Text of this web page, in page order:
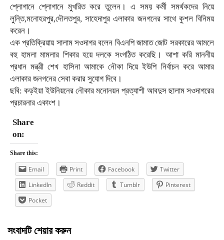
শ্লোগানে শ্লোগানে মুখরিত করে তুলেন। এ সময় কর্মী সমর্থকদের নিয়ে
লুন্তি,মনোহরপুর,দৌলতপুর, সাহেদাপুর এলাকার জনগনের সাথে কুশল বিনিময়
করেন।
এক প্রতিক্রিয়ায় সালাম সওদাগর বলেন বিএনপি জামাত জোট সরকারের আমলে
বহু হামলা মামলার শিকার হয়ে দলকে সংগঠিত করেছি। আশা করি মাননীয়
প্রধান মন্ত্রী শেখ হাসিনা আমাকে নৌকা দিয়ে ইউপি নির্বাচন করে আমার
এলাকার জনগনের সেবা করার সুযোগ দিবে।
ছবি: কড়ইয়া ইউনিয়নের নৌকার মনোনয়ন প্রত্যাশী আবদুস ছালাম সওদাগরের
প্রচারনার একাংশ।
Share
on:
Share this:
Email Print Facebook
Twitter
LinkedIn
Reddit Tumblr
Pinterest
Pocket
সংবাদটি শেয়ার করুন